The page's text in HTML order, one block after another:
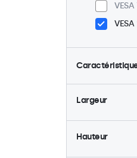
VESA
4:3 /
Largeur
Hauteur